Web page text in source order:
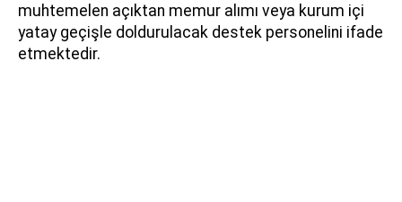
muhtemelen açıktan memur alımı veya kurum içi
yatay geçişle doldurulacak destek personelini ifade
etmektedir.